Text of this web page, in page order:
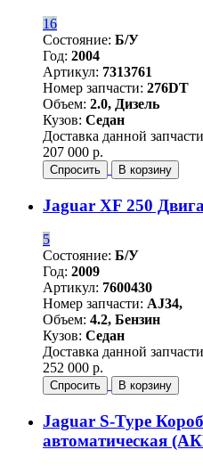
16
Состояние: Б/У
Год: 2004
Артикул: 7313761
Номер запчасти: 276DT
Объем: 2.0, Дизель
Кузов: Седан
Доставка данной
207 000 р.
Спросить В корзину
Jaguar XF 250
5
Состояние: Б/У
Год: 2009
Артикул: 7600430
Номер запчасти: AJ34,
Объем: 4.2, Бензин
Кузов: Седан
Доставка данной
252 000 р.
Спросить В корзину
Jaguar S-Type
автоматическая